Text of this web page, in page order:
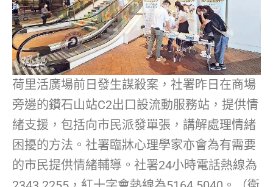
荷里活廣場前日發生謀殺案，社署昨日在商場
旁邊的鑽石山站C2出口設流動服務站，提供情
緒支援，包括向市民派發單張，講解處理情緒
困擾的方法。社署臨牀心理學家亦會為有需要
的市民提供情緒輔導。社署24小時電話熱線為